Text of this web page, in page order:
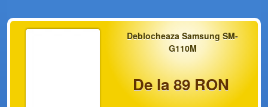
Deblocheaza Samsung SM-
G110M
De la 89 RON